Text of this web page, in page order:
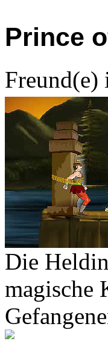
Prince
Freund(e)
Die
magische